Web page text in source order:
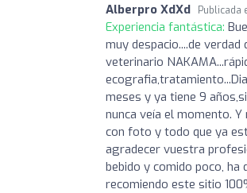
Alberpro XdXd Publicada
Experiencia fantástica:
muy despacio....de
veterinario
meses y ya tiene 9
nunca veía el momento.
con foto y todo que ya
agradecer vuestra
bebido y comido poco, ha
recomiendo este sitio